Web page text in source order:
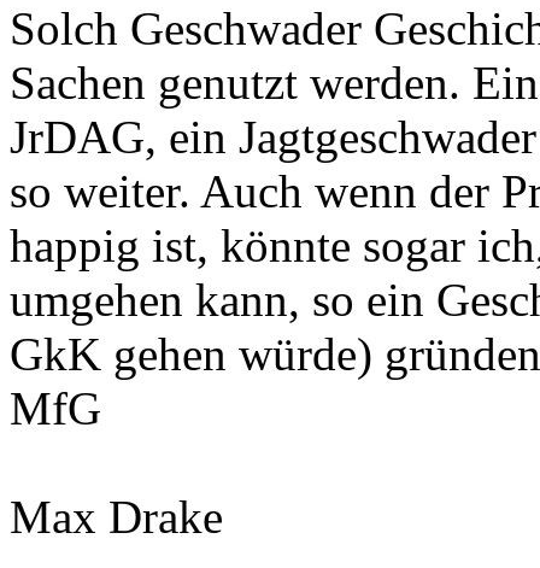
Solch Geschwader
Sachen genutzt werden.
JrDAG, ein
so weiter. Auch wenn der
happig ist, könnte sogar
umgehen kann, so ein
GkK gehen würde)
MfG
Max Drake